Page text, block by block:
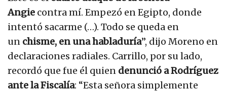
Angie contra mí. Empezó en Egipto, donde
intentó sacarme (…). Todo se queda en
un chisme, en una habladuría”, dijo Moreno en
declaraciones radiales. Carrillo, por su lado,
recordó que fue él quien denunció a Rodríguez
ante la Fiscalía: “Esta señora simplemente